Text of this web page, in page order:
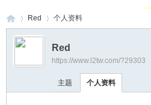
›
Red
›
个人资料
Red
https://www.l2tw.com/?29303
主题 个人资料